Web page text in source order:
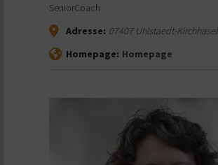
SeniorCoach
Adresse: 07407Uhlstaedt-Kirchhasel
Homepage: Homepage